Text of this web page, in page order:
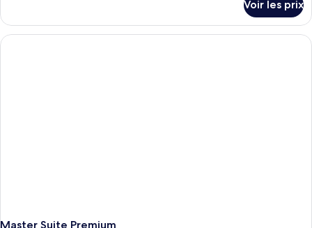
le
type
de
Voir les prix
Master Suite Premium